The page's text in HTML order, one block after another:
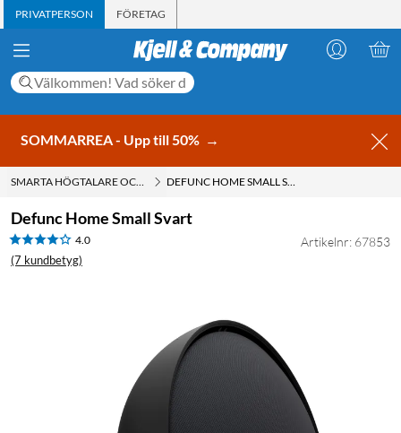
PRIVATPERSON FÖRETAG
SOMMARREA - Upp till 50% →
SMARTA HÖGTALARE OCH RÖSTASSISTENTER DEFUNC HOME SMALL SVART
Defunc Home Small Svart
4.0
(7 kundbetyg)
Artikelnr: 67853